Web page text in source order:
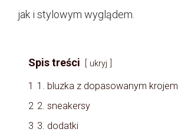
jak i stylowym wyglądem.
Spis treści ukryj
1 1. bluzka z dopasowanym krojem
2 2. sneakersy
3 3. dodatki